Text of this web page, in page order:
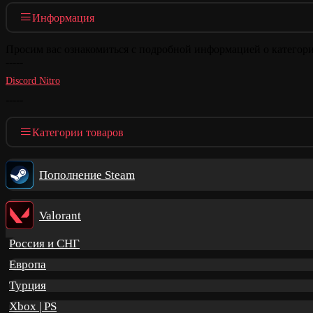
Информация
Discord Nitro
Категории товаров
Пополнение Steam
Valorant
Россия и СНГ
Европа
Турция
Xbox | PS